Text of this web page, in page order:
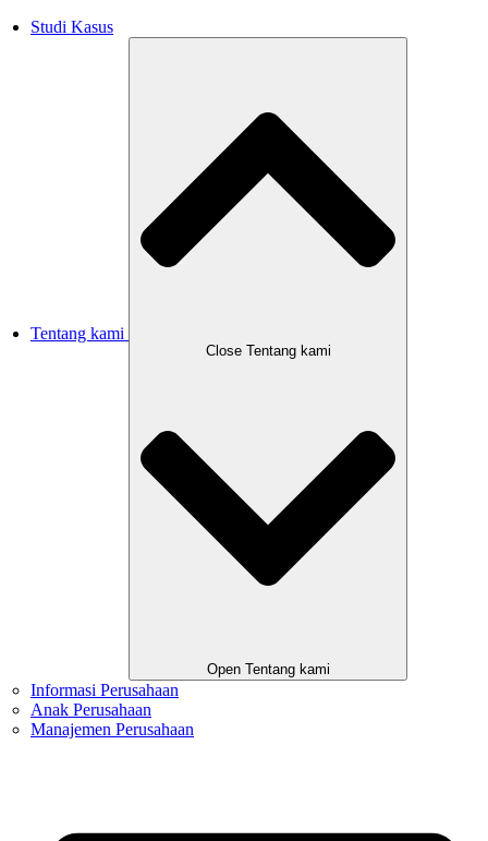
Studi Kasus
Tentang kami
Close Tentang kami
Open Tentang kami
Informasi Perusahaan
Anak Perusahaan
Manajemen Perusahaan